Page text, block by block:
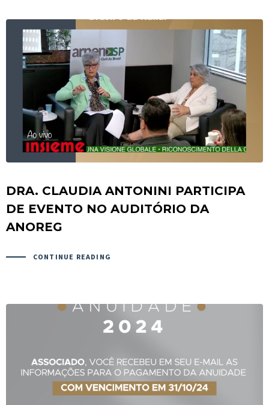
DRA. CLAUDIA ANTONINI PARTICIPA
DE EVENTO NO AUDITÓRIO DA
ANOREG
CONTINUE READING